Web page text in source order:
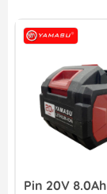
Pin 20V